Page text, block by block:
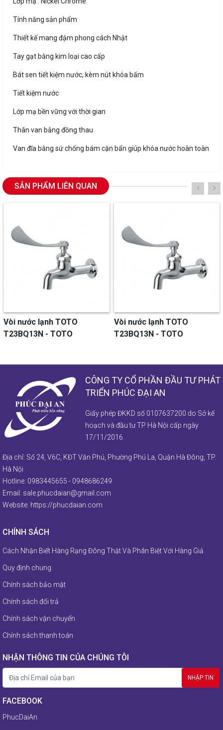
Tính năng sản phẩm
Thiết kế mang đậm phong cách Nhật
Tay gạt bằng kim loại cao cấp
Bát sen tiết kiệm nước, kèm nút khóa bấm
Tiết kiệm nước
Lớp mạ bền vững với thời gian
Thân van bằng đồng thau
Van đĩa bằng sứ chống bám cặn bẩn giúp khóa nước hoàn toàn
SẢN PHẨM LIÊN QUAN
lạnh TOTO
- TOTO
Vòi nước lạnh TOTO
T23BQ13N - TOTO
CÔNG TY CỔ PHẦN ĐẦU TƯ PHÁT
TRIỂN PHÚC ĐẠI AN
Giấy phép ĐKKD số 0107637200 do Sở kế
hoạch và đầu tư TP Hà Nội cấp ngày
17/11/2016
Địa chỉ: Số 24, V6C, KĐT Văn Phú, Phường Phú La, Quận Hà Đông, TP.
Hà Nội
Hotline: 0983445655 - 0948686249
Email: sale.phucdaian@gmail.com
Website: https://phucdaian.com
CHÍNH SÁCH
Cách Nhận Biết Hàng Rạng Đông Thật Và Phân Biệt Với Hàng Giả
Quy định chung
Chính sách bảo mật
Chính sách đổi trả
Chính sách vận chuyển
Chính sách thanh toán
NHẬN THÔNG TIN CỦA CHÚNG TÔI
FACEBOOK
PhucDaiAn